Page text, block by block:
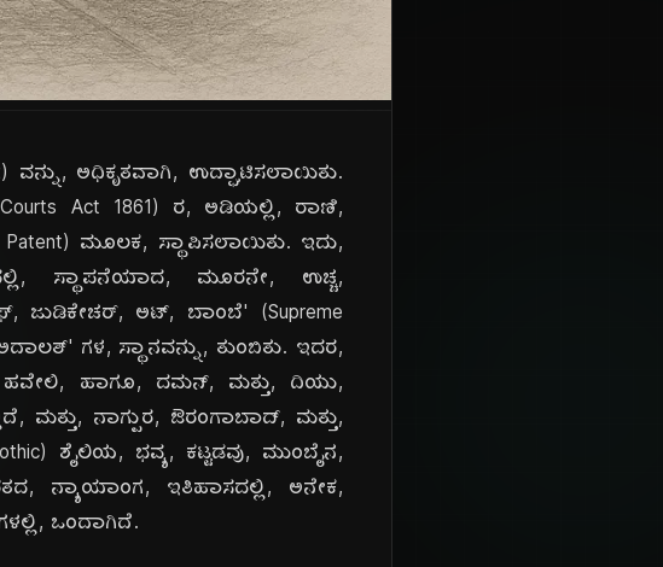
ವನ್ನು, ಅಧಿಕೃತವಾಗಿ, ಉದ್ಘಾಟಿಸಲಾಯಿತು.
Act 1861) ರ, ಅಡಿಯಲ್ಲಿ, ರಾಣಿ,
ಮೂಲಕ, ಸ್ಥಾಪಿಸಲಾಯಿತು. ಇದು,
ಸ್ಥಾಪನೆಯಾದ, ಮೂರನೇ, ಉಚ್ಚ,
ಜುಡಿಕೇಚರ್, ಅಟ್, ಬಾಂಬೆ' (Supreme
ಗಳ, ಸ್ಥಾನವನ್ನು, ತುಂಬಿತು. ಇದರ,
ಹವೇಲಿ, ಹಾಗೂ, ದಮನ್, ಮತ್ತು, ದಿಯು,
ಮತ್ತು, ನಾಗ್ಪುರ, ಔರಂಗಾಬಾದ್, ಮತ್ತು,
ಶೈಲಿಯ, ಭವ್ಯ, ಕಟ್ಟಡವು, ಮುಂಬೈನ,
ನ್ಯಾಯಾಂಗ, ಇತಿಹಾಸದಲ್ಲಿ, ಅನೇಕ,
ಒಂದಾಗಿದೆ.